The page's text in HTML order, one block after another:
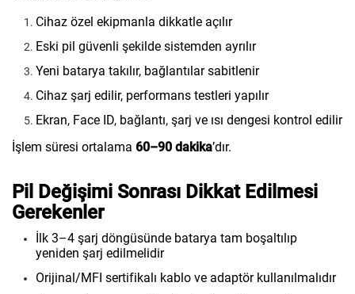
Cihaz özel ekipmanla dikkatle açılır
Eski pil güvenli şekilde sistemden ayrılır
Yeni batarya takılır, bağlantılar sabitlenir
Cihaz şarj edilir, performans testleri yapılır
Ekran, Face ID, bağlantı, şarj ve ısı dengesi kontrol edilir
İşlem süresi ortalama 60–90 dakika’dır.
Pil Değişimi Sonrası Dikkat Edilmesi
Gerekenler
İlk 3–4 şarj döngüsünde batarya tam boşaltılıp
yeniden şarj edilmelidir
Orijinal/MFI sertifikalı kablo ve adaptör kullanılmalıdır